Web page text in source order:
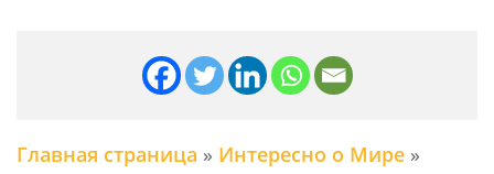
Главная страница » Интересно о Мире »